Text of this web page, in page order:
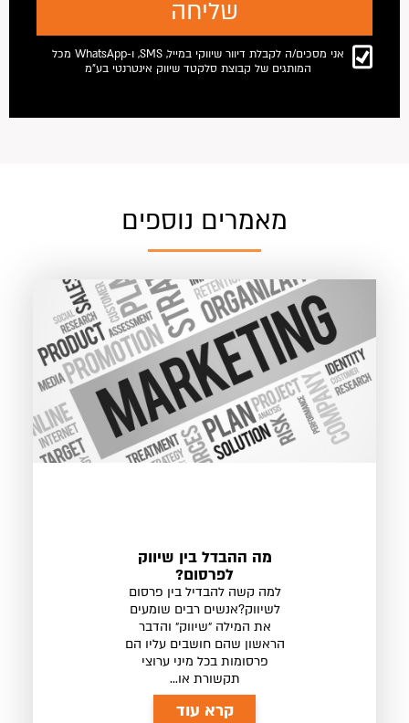
אני מסכים/ה לקבלת דיוור שיווקי במייל, SMS, ו-WhatsApp מכל
המותגים של קבוצת סלקטד שיווק אינטרנטי בע"מ
מאמרים נוספים
מה ההבדל בין שיווק
לפרסום?
למה קשה להבדיל בין פרסום
לשיווק?אנשים רבים שומעים
את המילה ״שיווק״ והדבר
הראשון שהם חושבים עליו הם
פרסומות בכל מיני ערוצי
תקשורת או...
קרא עוד